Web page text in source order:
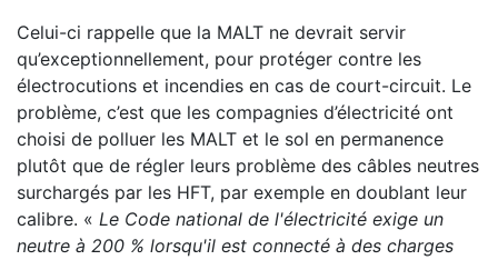
Celui-ci rappelle que la MALT ne devrait servir
qu’exceptionnellement, pour protéger contre les
électrocutions et incendies en cas de court-circuit. Le
problème, c’est que les compagnies d’électricité ont
choisi de polluer les MALT et le sol en permanence
plutôt que de régler leurs problème des câbles neutres
surchargés par les HFT, par exemple en doublant leur
calibre. « Le Code national de l'électricité exige un
neutre à 200 % lorsqu'il est connecté à des charges